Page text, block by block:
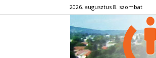
2026. augusztus 8. szombat